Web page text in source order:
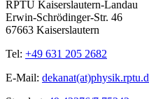
RPTU Kaiserslautern-Landau
Erwin-Schrödinger-Str. 46
67663 Kaiserslautern
Tel: +49 631 205 2682
E-Mail: